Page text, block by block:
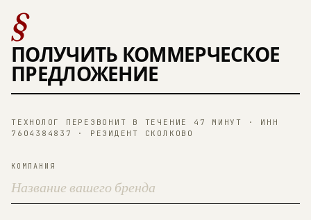
§
ПОЛУЧИТЬ КОММЕРЧЕСКОЕ
ПРЕДЛОЖЕНИЕ
ТЕХНОЛОГ ПЕРЕЗВОНИТ В ТЕЧЕНИЕ 47 МИНУТ · ИНН
7604384837 · РЕЗИДЕНТ СКОЛКОВО
КОМПАНИЯ